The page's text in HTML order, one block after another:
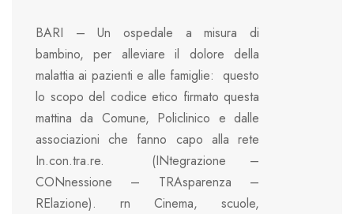
BARI – Un ospedale a misura di
bambino, per alleviare il dolore della
malattia ai pazienti e alle famiglie: questo
lo scopo del codice etico firmato questa
mattina da Comune, Policlinico e dalle
associazioni che fanno capo alla rete
In.con.tra.re. (INtegrazione –
CONnessione – TRAsparenza –
RElazione). rn Cinema, scuole,